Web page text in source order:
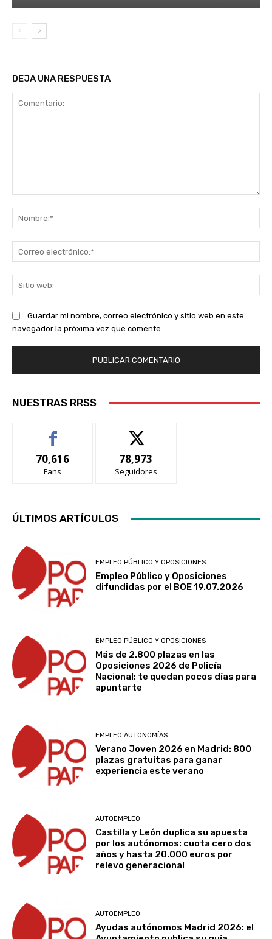
DEJA UNA RESPUESTA
Guardar mi nombre, correo electrónico y sitio web en este
navegador la próxima vez que comente.
NUESTRAS RRSS
70,616
Fans
78,973
Seguidores
ÚLTIMOS ARTÍCULOS
EMPLEO PÚBLICO Y OPOSICIONES
Empleo Público y Oposiciones
difundidas por el BOE 19.07.2026
EMPLEO PÚBLICO Y OPOSICIONES
Más de 2.800 plazas en las
Oposiciones 2026 de Policía
Nacional: te quedan pocos días para
apuntarte
EMPLEO AUTONOMÍAS
Verano Joven 2026 en Madrid: 800
plazas gratuitas para ganar
experiencia este verano
AUTOEMPLEO
Castilla y León duplica su apuesta
por los autónomos: cuota cero dos
años y hasta 20.000 euros por
relevo generacional
AUTOEMPLEO
Ayudas autónomos Madrid 2026: el